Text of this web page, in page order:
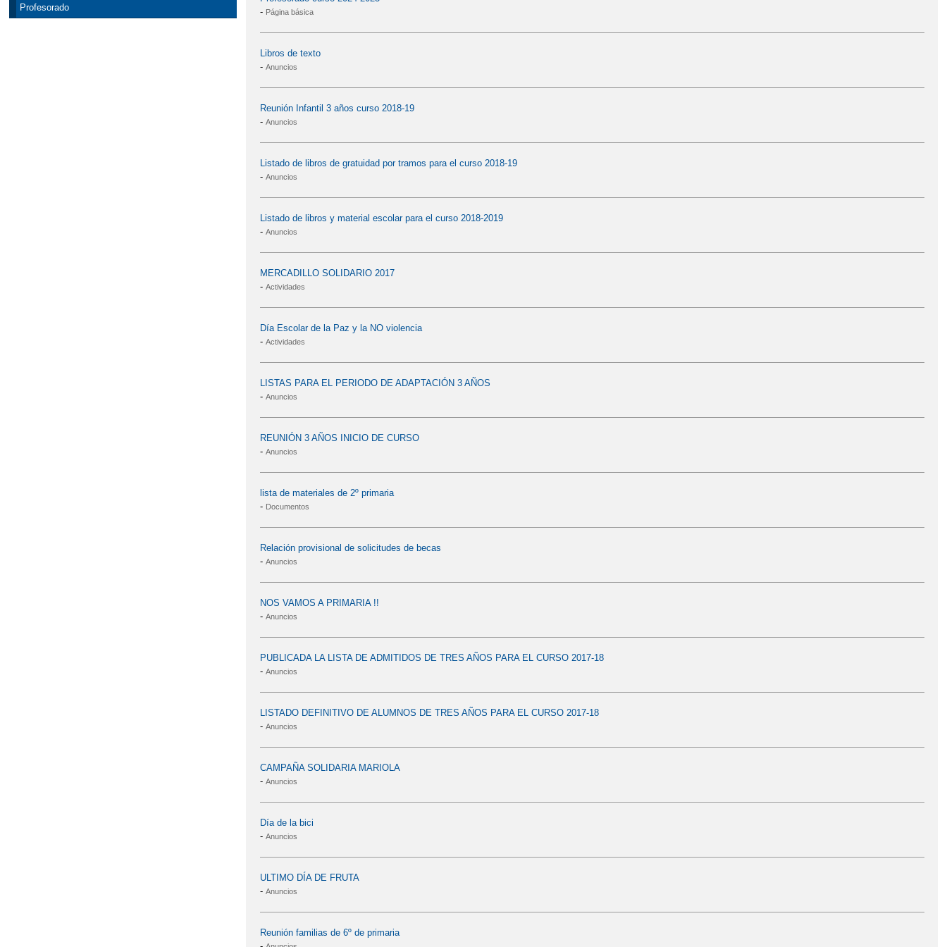
Profesorado
- Página básica
Libros de texto
- Anuncios
Reunión Infantil 3 años curso 2018-19
- Anuncios
Listado de libros de gratuidad por tramos para el curso 2018-19
- Anuncios
Listado de libros y material escolar para el curso 2018-2019
- Anuncios
MERCADILLO SOLIDARIO 2017
- Actividades
Día Escolar de la Paz y la NO violencia
- Actividades
LISTAS PARA EL PERIODO DE ADAPTACIÓN 3 AÑOS
- Anuncios
REUNIÓN 3 AÑOS INICIO DE CURSO
- Anuncios
lista de materiales de 2º primaria
- Documentos
Relación provisional de solicitudes de becas
- Anuncios
NOS VAMOS A PRIMARIA !!
- Anuncios
PUBLICADA LA LISTA DE ADMITIDOS DE TRES AÑOS PARA EL CURSO 2017-18
- Anuncios
LISTADO DEFINITIVO DE ALUMNOS DE TRES AÑOS PARA EL CURSO 2017-18
- Anuncios
CAMPAÑA SOLIDARIA MARIOLA
- Anuncios
Día de la bici
- Anuncios
ULTIMO DÍA DE FRUTA
- Anuncios
Reunión familias de 6º de primaria